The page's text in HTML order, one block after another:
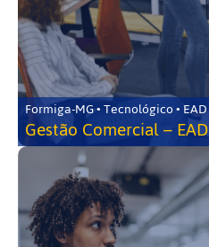
Formiga-MG • Tecnológico • EAD
Gestão Comercial – EAD